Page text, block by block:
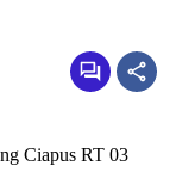
Ciapus RT 03